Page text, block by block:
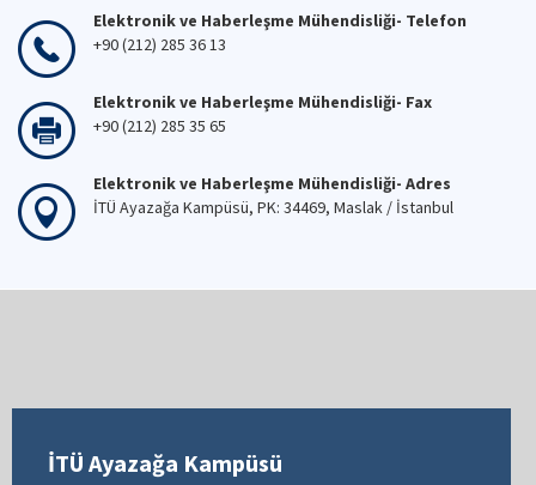
Elektronik ve Haberleşme Mühendisliği- Telefon
+90 (212) 285 36 13
Elektronik ve Haberleşme Mühendisliği- Fax
+90 (212) 285 35 65
Elektronik ve Haberleşme Mühendisliği- Adres
İTÜ Ayazağa Kampüsü, PK: 34469, Maslak / İstanbul
İTÜ Ayazağa Kampüsü